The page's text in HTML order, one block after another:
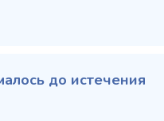
до истечения